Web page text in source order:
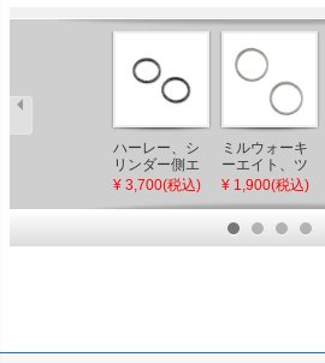
ハーレー、シ
リンダー側エ
キゾーストパ
タイプ）
¥ 3,700(税込)
ミルウォーキ
ーエイト、ツ
インカム、エ
キゾーストガ
スケットセッ
¥ 1,900(税込)